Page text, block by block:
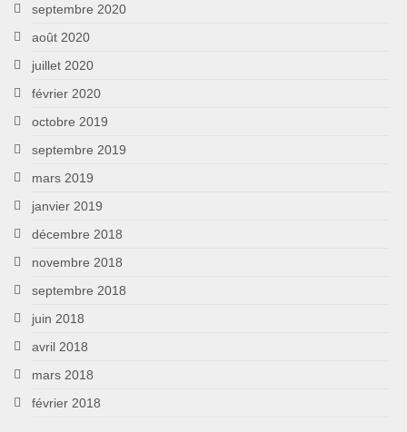
septembre 2020
août 2020
juillet 2020
février 2020
octobre 2019
septembre 2019
mars 2019
janvier 2019
décembre 2018
novembre 2018
septembre 2018
juin 2018
avril 2018
mars 2018
février 2018